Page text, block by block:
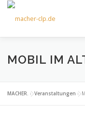
Zum
springen
ÜBER UNS
TERMINE
MOBIL IM
MACHER. »Veranstaltungen »